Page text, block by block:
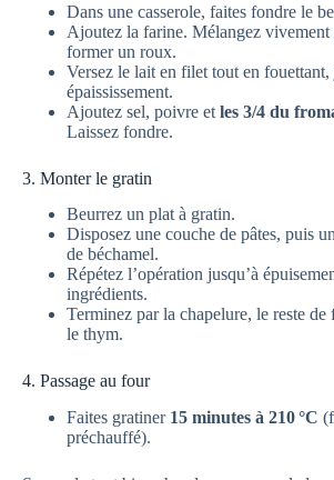
Dans une casserole, faites fondre le
Ajoutez la farine. Mélangez vivement
former un roux.
Versez le lait en filet tout en fouettant,
épaississement.
Ajoutez sel, poivre et les 3/4 du
Laissez fondre.
3. Monter le gratin
Beurrez un plat à gratin.
Disposez une couche de pâtes, puis
de béchamel.
Répétez l’opération jusqu’à
ingrédients.
Terminez par la chapelure, le reste de
le thym.
4. Passage au four
Faites gratiner 15 minutes à 210 °C
préchauffé).